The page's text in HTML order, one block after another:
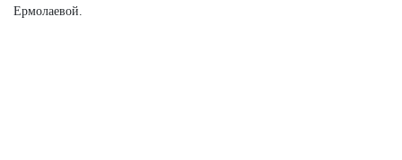
Ермолаевой.